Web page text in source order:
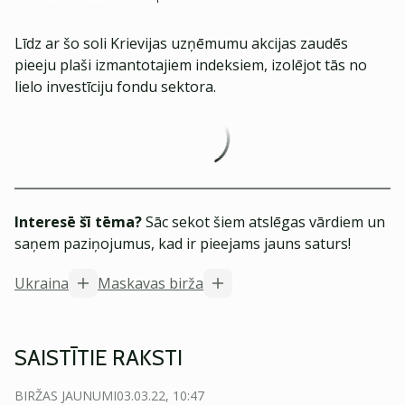
Līdz ar šo soli Krievijas uzņēmumu akcijas zaudēs
pieeju plaši izmantotajiem indeksiem, izolējot tās no
lielo investīciju fondu sektora.
Interesē šī tēma?Sāc sekot šiem atslēgas vārdiem un
saņem paziņojumus, kad ir pieejams jauns saturs!
Ukraina
Maskavas birža
SAISTĪTIE RAKSTI
BIRŽAS JAUNUMI03.03.22, 10:47